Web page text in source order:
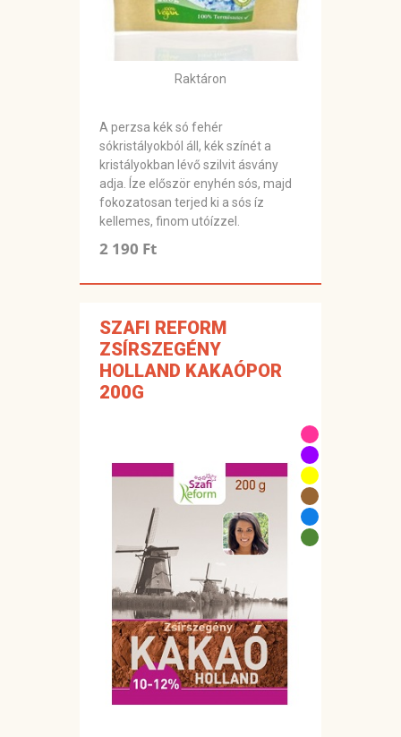
Raktáron
A perzsa kék só fehér
sókristályokból áll, kék színét a
kristályokban lévő szilvit ásvány
adja. Íze először enyhén sós, majd
fokozatosan terjed ki a sós íz
kellemes, finom utóízzel.
2 190 Ft
SZAFI REFORM
ZSÍRSZEGÉNY
HOLLAND KAKAÓPOR
200G